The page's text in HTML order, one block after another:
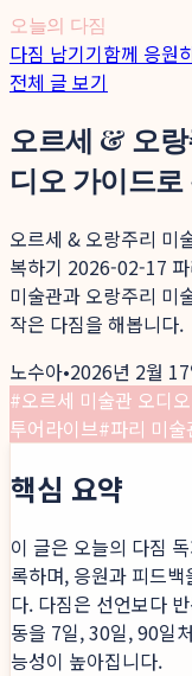
오늘의 다짐
다짐 남기기함께 응원
전체 글 보기
오르세 & 오
디오 가이드
오르세 & 오랑주리 미
복하기 2026-02-17
미술관과 오랑주리 미
작은 다짐을 해봅니다.
노수아•2026년 2월
#오르세 미술관 오디
투어라이브#파리 미술
핵심 요약
이 글은 오늘의 다짐
록하며, 응원과 피드
다. 다짐은 선언보다
동을 7일, 30일, 90일
능성이 높아집니다.